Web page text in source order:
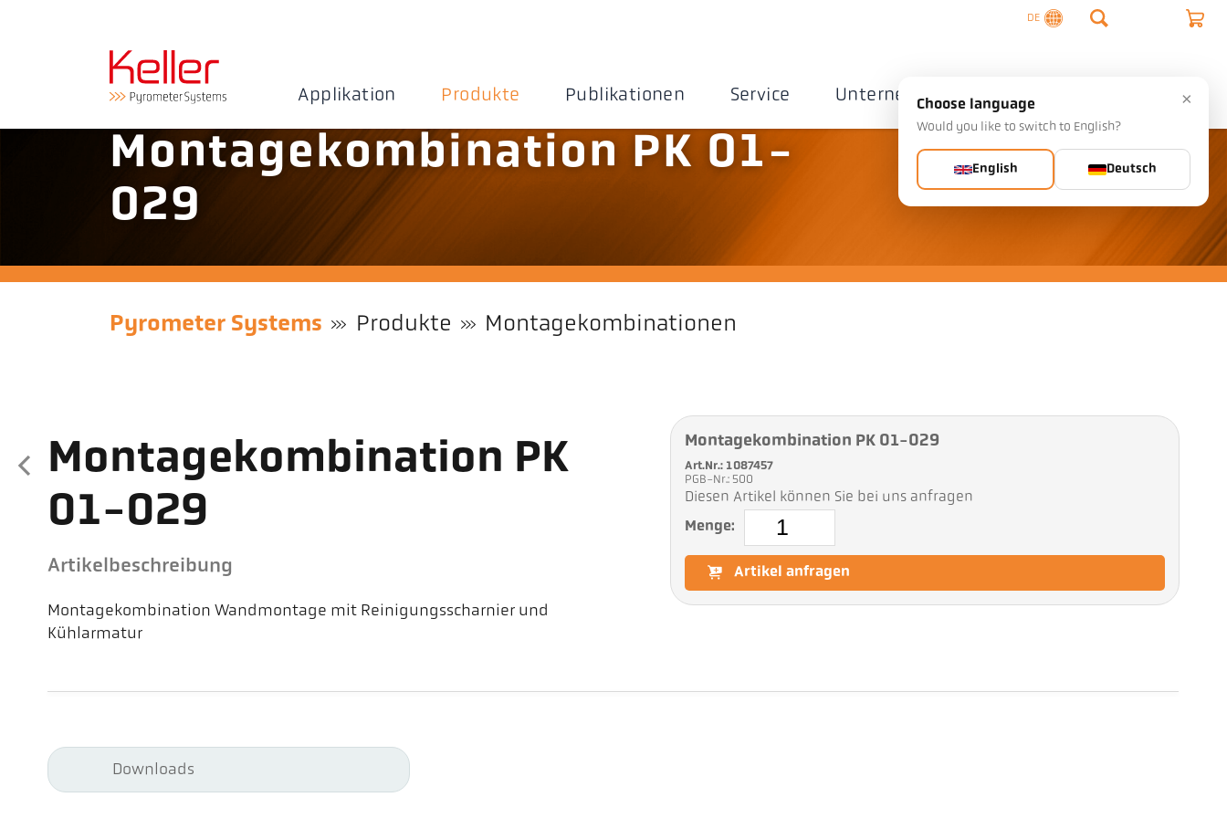
DE
Applikation Produkte Publikationen Service Unternehmen Kontakte
Montagekombination PK 01-
029
Pyrometer Systems Produkte Montagekombinationen
Montagekombination PK
01-029
Artikelbeschreibung
Montagekombination Wandmontage mit Reinigungsscharnier und
Kühlarmatur
Montagekombination PK 01-029
Art.Nr.: 1087457
PGB-Nr.: 500
Diesen Artikel können Sie bei uns anfragen
Menge:
Artikel anfragen
Downloads
×
Choose language
Would you like to switch to English?
English Deutsch